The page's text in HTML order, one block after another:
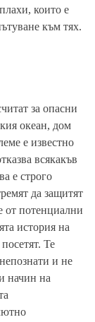
които е
към тях.
за опасни
океан, дом
е известно
всякакъв
е строго
да защитят
от потенциални
история на
Те
и не
начин на